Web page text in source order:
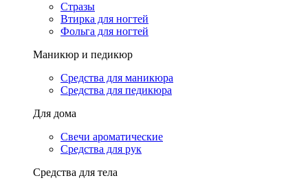
Стразы
Втирка для ногтей
Фольга для ногтей
Маникюр и педикюр
Средства для маникюра
Средства для педикюра
Для дома
Свечи ароматические
Средства для рук
Средства для тела